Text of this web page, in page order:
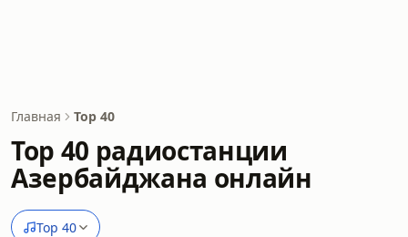
Главная Top 40
Top 40 радиостанции
Азербайджана онлайн
Top 40